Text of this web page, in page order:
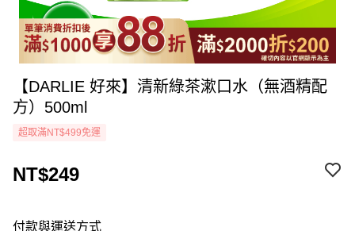
【DARLIE 好來】清新綠茶漱口水（無酒精配
方）500ml
超取滿NT$499免運
NT$249
付款與運送方式